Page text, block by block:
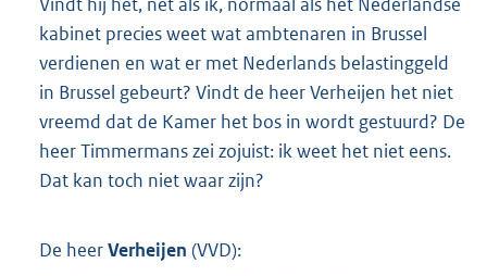
kabinet precies weet wat ambtenaren in Brussel
verdienen en wat er met Nederlands belastinggeld
in Brussel gebeurt? Vindt de heer Verheijen het niet
vreemd dat de Kamer het bos in wordt gestuurd? De
heer Timmermans zei zojuist: ik weet het niet eens.
Dat kan toch niet waar zijn?
De heerVerheijen (VVD):